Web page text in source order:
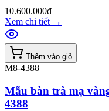
10.600.000đ
Xem chi tiết →
Thêm vào giỏ
M8-4388
Mẫu bàn trà mạ
4388